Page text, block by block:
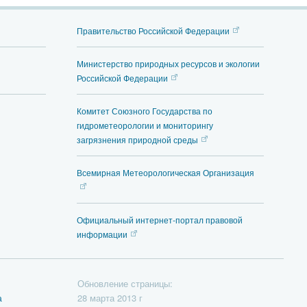
Правительство Российской Федерации
Министерство природных ресурсов и экологии
Российской Федерации
Комитет Союзного Государства по
гидрометеорологии и мониторингу
загрязнения природной среды
Всемирная Метеорологическая Организация
Официальный интернет-портал правовой
информации
Обновление страницы:
28 марта 2013 г